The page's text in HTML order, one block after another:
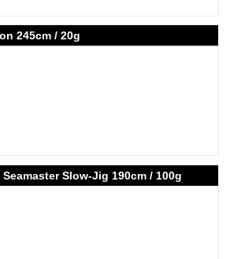
245cm / 20g
Slow-Jig 190cm / 100g